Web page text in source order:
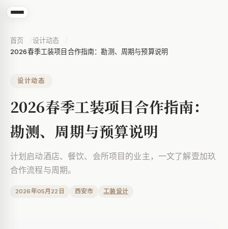
首页
设计动态
2026春季工装项目合作指南：勘测、周期与预算说明
设计动态
2026春季工装项目合作指南：
勘测、周期与预算说明
计划启动酒店、餐饮、会所项目的业主，一文了解壹加玖
合作流程与周期。
2026年05月22日 西安市 工装设计